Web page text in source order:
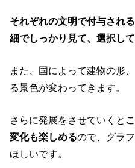
それぞれの文明で付与され
細でしっかり見て、選択して
また、国によって建物の形
る景色が変わってきます。
さらに発展をさせていくと
変化も楽しめるので、グラ
ほしいです。